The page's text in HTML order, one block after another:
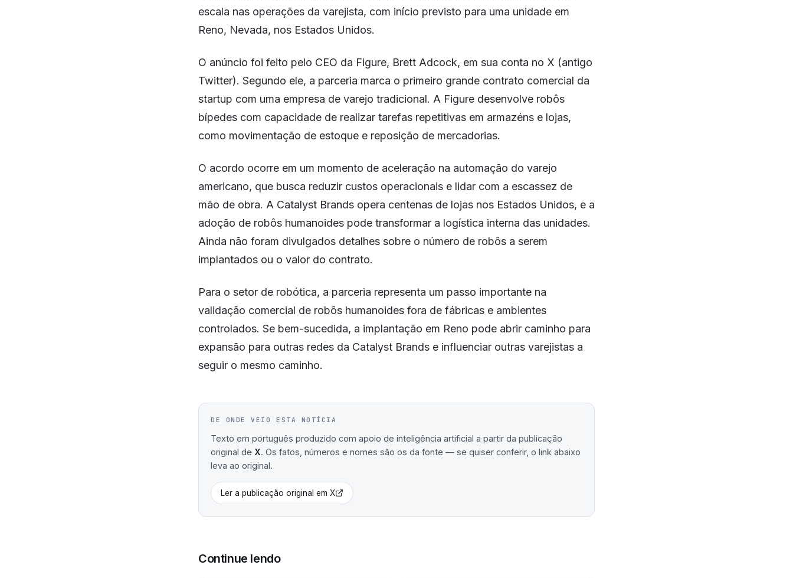
escala nas operações da varejista, com início previsto para uma unidade em
Reno, Nevada, nos Estados Unidos.
O anúncio foi feito pelo CEO da Figure, Brett Adcock, em sua conta no X (antigo
Twitter). Segundo ele, a parceria marca o primeiro grande contrato comercial da
startup com uma empresa de varejo tradicional. A Figure desenvolve robôs
bípedes com capacidade de realizar tarefas repetitivas em armazéns e lojas,
como movimentação de estoque e reposição de mercadorias.
O acordo ocorre em um momento de aceleração na automação do varejo
americano, que busca reduzir custos operacionais e lidar com a escassez de
mão de obra. A Catalyst Brands opera centenas de lojas nos Estados Unidos, e a
adoção de robôs humanoides pode transformar a logística interna das unidades.
Ainda não foram divulgados detalhes sobre o número de robôs a serem
implantados ou o valor do contrato.
Para o setor de robótica, a parceria representa um passo importante na
validação comercial de robôs humanoides fora de fábricas e ambientes
controlados. Se bem-sucedida, a implantação em Reno pode abrir caminho para
expansão para outras redes da Catalyst Brands e influenciar outras varejistas a
seguir o mesmo caminho.
DE ONDE VEIO ESTA NOTÍCIA
Texto em português produzido com apoio de inteligência artificial a partir da publicação
original de X. Os fatos, números e nomes são os da fonte — se quiser conferir, o link abaixo
leva ao original.
Ler a publicação original em X
Continue lendo